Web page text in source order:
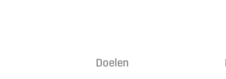
Doelen